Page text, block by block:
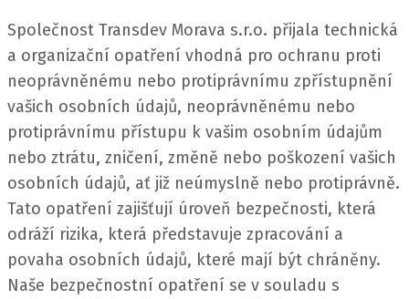
Společnost Transdev Morava s.r.o. přijala technická
a organizační opatření vhodná pro ochranu proti
neoprávněnému nebo protiprávnímu zpřístupnění
vašich osobních údajů, neoprávněnému nebo
protiprávnímu přístupu k vašim osobním údajům
nebo ztrátu, zničení, změně nebo poškození vašich
osobních údajů, ať již neúmyslně nebo protiprávně.
Tato opatření zajišťují úroveň bezpečnosti, která
odráží rizika, která představuje zpracování a
povaha osobních údajů, které mají být chráněny.
Naše bezpečnostní opatření se v souladu s